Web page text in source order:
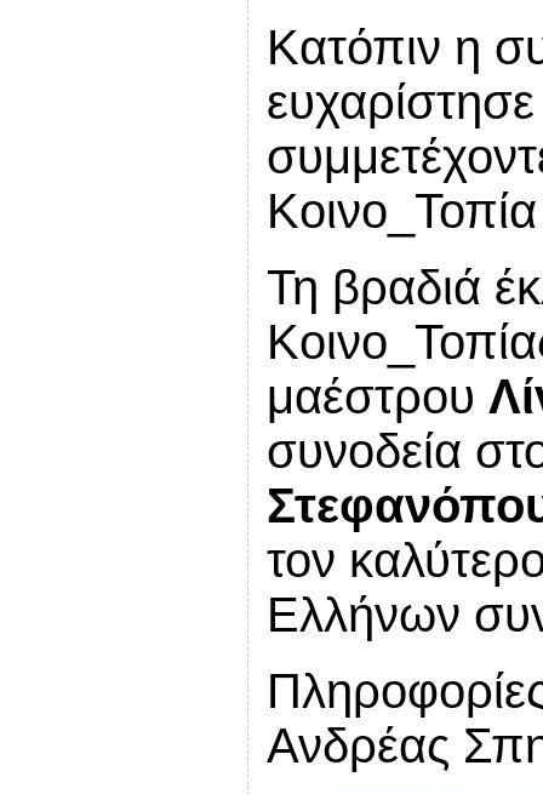
Κατόπιν η
Τη βραδιά
μαέστρου
συνοδεία
τον
Ελλήνων
Ανδρέας